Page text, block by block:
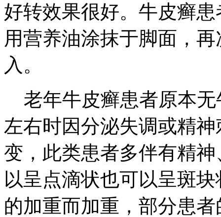
好转效果很好。牛皮癣
用营养油涂抹于脚面，
入。
老年牛皮癣患者原本无
左右时因分泌失调或精
变，此类患者多伴有精
以呈点滴状也可以呈斑
的加重而加重，部分患